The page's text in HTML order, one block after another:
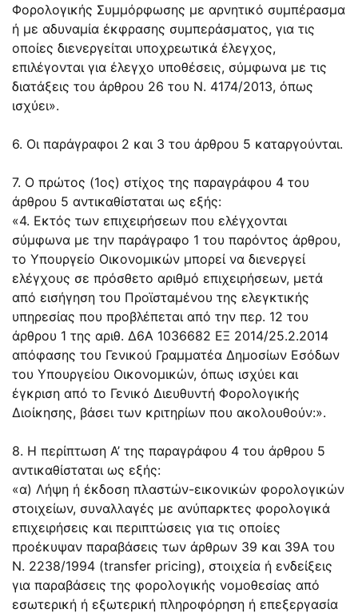
Φορολογικής Συμμόρφωσης με αρνητικό συμπέρασμα
ή με αδυναμία έκφρασης συμπεράσματος, για τις
οποίες διενεργείται υποχρεωτικά έλεγχος,
επιλέγονται για έλεγχο υποθέσεις, σύμφωνα με τις
διατάξεις του άρθρου 26 του N. 4174/2013, όπως
ισχύει».
6. Οι παράγραφοι 2 και 3 του άρθρου 5 καταργούνται.
7. Ο πρώτος (1ος) στίχος της παραγράφου 4 του
άρθρου 5 αντικαθίσταται ως εξής:
«4. Εκτός των επιχειρήσεων που ελέγχονται
σύμφωνα με την παράγραφο 1 του παρόντος άρθρου,
το Υπουργείο Οικονομικών μπορεί να διενεργεί
ελέγχους σε πρόσθετο αριθμό επιχειρήσεων, μετά
από εισήγηση του Προϊσταμένου της ελεγκτικής
υπηρεσίας που προβλέπεται από την περ. 12 του
άρθρου 1 της αριθ. Δ6Α 1036682 ΕΞ 2014/25.2.2014
απόφασης του Γενικού Γραμματέα Δημοσίων Εσόδων
του Υπουργείου Οικονομικών, όπως ισχύει και
έγκριση από το Γενικό Διευθυντή Φορολογικής
Διοίκησης, βάσει των κριτηρίων που ακολουθούν:».
8. Η περίπτωση Α’ της παραγράφου 4 του άρθρου 5
αντικαθίσταται ως εξής:
«α) Λήψη ή έκδοση πλαστών-εικονικών φορολογικών
στοιχείων, συναλλαγές με ανύπαρκτες φορολογικά
επιχειρήσεις και περιπτώσεις για τις οποίες
προέκυψαν παραβάσεις των άρθρων 39 και 39Α του
N. 2238/1994 (transfer pricing), στοιχεία ή ενδείξεις
για παραβάσεις της φορολογικής νομοθεσίας από
εσωτερική ή εξωτερική πληροφόρηση ή επεξεργασία